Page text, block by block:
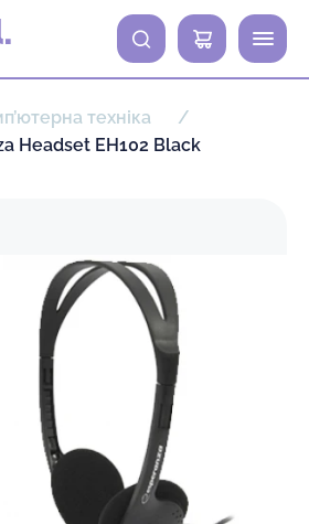
0
техніка
Headset EH102 Black